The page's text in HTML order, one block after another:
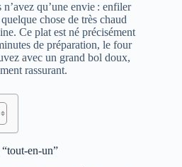
qu’une envie : enfiler
chose de très chaud
Ce plat est né précisément
de préparation, le four
avec un grand bol doux,
rassurant.
en-un”